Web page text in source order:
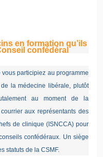
en formation qu’ils
confédéral
participiez au programme
la médecine libérale, plutôt
au moment de la
aux représentants des
de clinique (ISNCCA) pour
confédéraux. Un siège
statuts de la CSMF.